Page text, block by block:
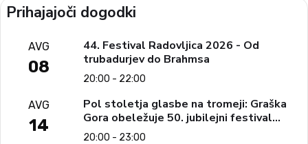
Prihajajoči dogodki
AVG
08
44. Festival Radovljica 2026 - Od
trubadurjev do Brahmsa
20:00 - 22:00
AVG
14
Pol stoletja glasbe na tromeji: Graška
Gora obeležuje 50. jubilejni festival
narodno-zabavne glasbe
20:00 - 23:00